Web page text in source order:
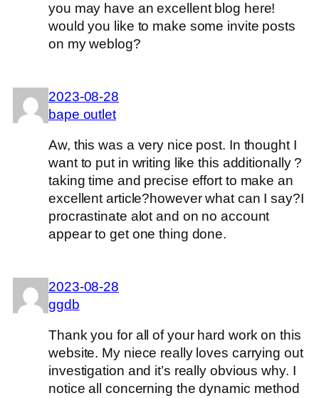
you may have an excellent blog here!
would you like to make some invite posts
on my weblog?
2023-08-28
bape outlet
Aw, this was a very nice post. In thought I
want to put in writing like this additionally ?
taking time and precise effort to make an
excellent article?however what can I say?I
procrastinate alot and on no account
appear to get one thing done.
2023-08-28
ggdb
Thank you for all of your hard work on this
website. My niece really loves carrying out
investigation and it’s really obvious why. I
notice all concerning the dynamic method